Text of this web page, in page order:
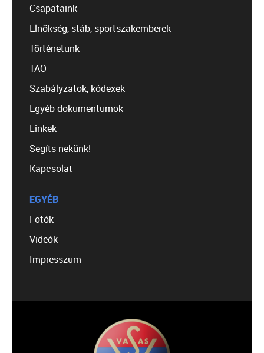
Csapataink
Elnökség, stáb, sportszakemberek
Történetünk
TAO
Szabályzatok, kódexek
Egyéb dokumentumok
Linkek
Segíts nekünk!
Kapcsolat
EGYÉB
Fotók
Videók
Impresszum